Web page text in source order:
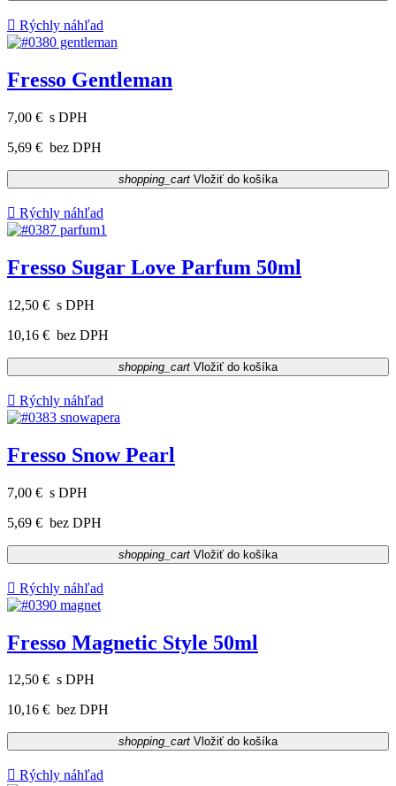
 Rýchly náhľad
Fresso Gentleman
7,00 € s DPH
5,69 € bez DPH
shopping_cart Vložiť do košíka
 Rýchly náhľad
Fresso Sugar Love Parfum 50ml
12,50 € s DPH
10,16 € bez DPH
shopping_cart Vložiť do košíka
 Rýchly náhľad
Fresso Snow Pearl
7,00 € s DPH
5,69 € bez DPH
shopping_cart Vložiť do košíka
 Rýchly náhľad
Fresso Magnetic Style 50ml
12,50 € s DPH
10,16 € bez DPH
shopping_cart Vložiť do košíka
 Rýchly náhľad